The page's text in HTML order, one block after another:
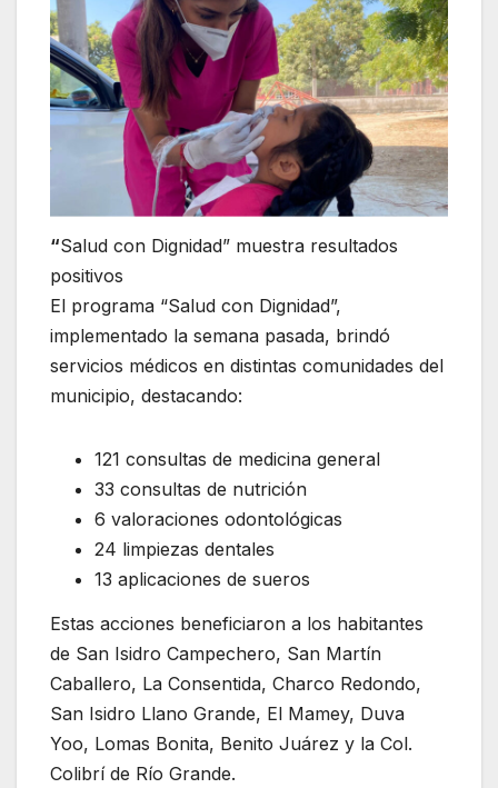
“Salud con Dignidad” muestra resultados
positivos
El programa “Salud con Dignidad”,
implementado la semana pasada, brindó
servicios médicos en distintas comunidades del
municipio, destacando:
121 consultas de medicina general
33 consultas de nutrición
6 valoraciones odontológicas
24 limpiezas dentales
13 aplicaciones de sueros
Estas acciones beneficiaron a los habitantes
de San Isidro Campechero, San Martín
Caballero, La Consentida, Charco Redondo,
San Isidro Llano Grande, El Mamey, Duva
Yoo, Lomas Bonita, Benito Juárez y la Col.
Colibrí de Río Grande.